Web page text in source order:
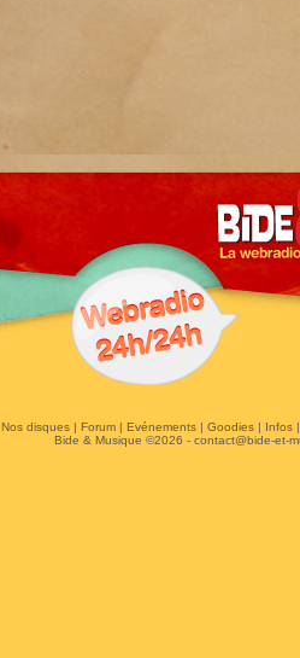
Nos disques| Forum| Evénements| Goodies| Infos
Bide & Musique ©2026 - contact@bide-et-